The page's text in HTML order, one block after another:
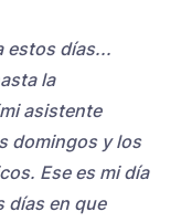
estos días...
la
asistente
domingos y los
Ese es mi día
días en que